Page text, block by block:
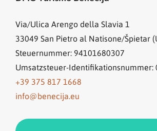
Via/Ulica Arengo della Slavia 1
33049 San Pietro al Natisone/Špietar
Steuernummer: 94101680307
Umsatzsteuer-Identifikationsnummer:
+39 375 817 1668
info@benecija.eu